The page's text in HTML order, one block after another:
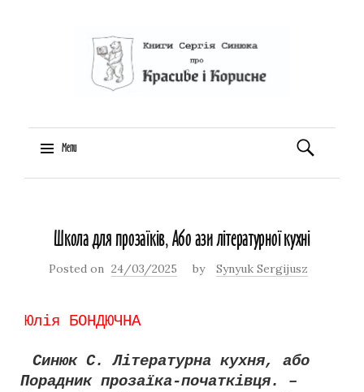
Menu
content
Пошук:
Школа для прозаїків, Або ази літературної кухні
Posted on 24/03/2025 by Synyuk Sergijusz
Юлія БОНДЮЧНА
Синюк С. Літературна кухня, або
Порадник прозаїка-початківця. –